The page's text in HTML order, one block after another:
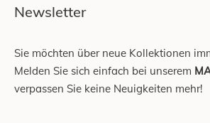
Newsletter
Sie möchten über neue Kollektionen
Melden Sie sich einfach bei unserem
verpassen Sie keine Neuigkeiten mehr!